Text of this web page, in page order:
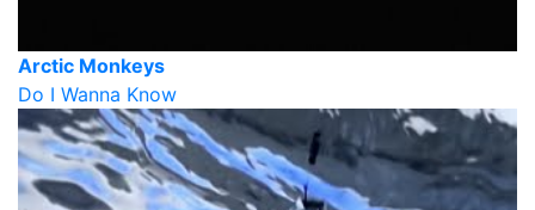
Arctic Monkeys
Do I Wanna Know